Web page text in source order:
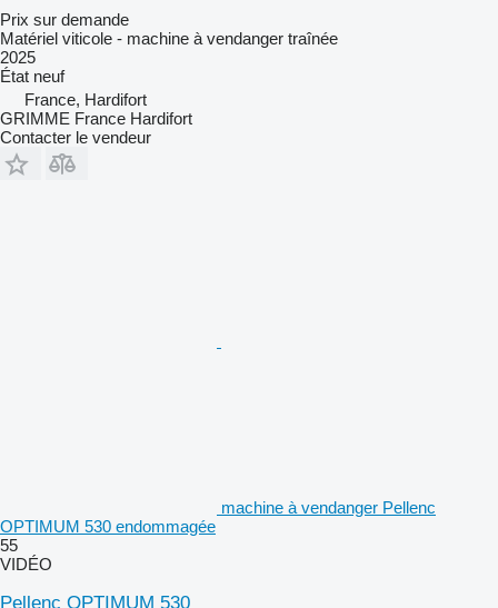
Prix sur demande
Matériel viticole - machine à vendanger traînée
2025
État neuf
France, Hardifort
GRIMME France Hardifort
Contacter le vendeur
machine à vendanger Pellenc
OPTIMUM 530 endommagée
55
VIDÉO
Pellenc OPTIMUM 530